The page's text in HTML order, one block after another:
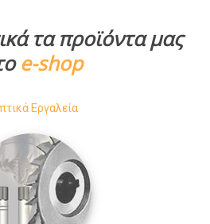
τα προϊόντα μας
e-shop
Εργαλεία